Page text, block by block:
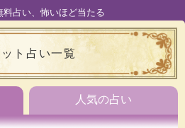
料占い、怖いほど当たる
ト占い一覧
人気の占い